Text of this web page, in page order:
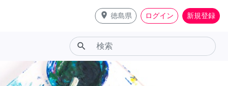
place 徳島県 ログイン 新規登録
search